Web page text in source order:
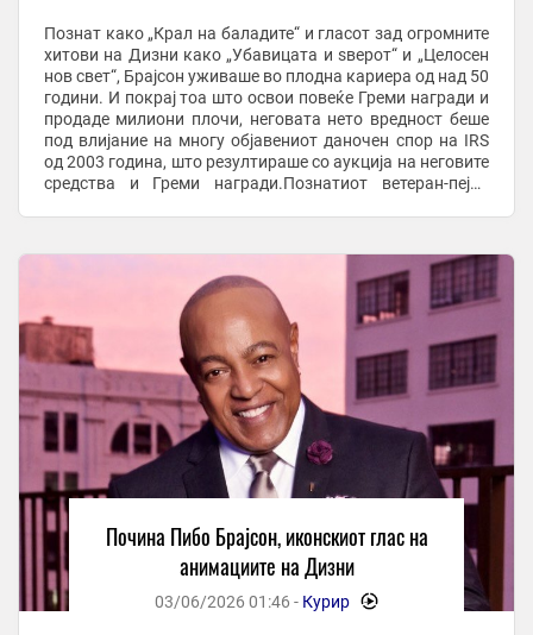
Познат како „Крал на баладите“ и гласот зад огромните
хитови на Дизни како „Убавицата и ѕверот“ и „Целосен
нов свет“, Брајсон уживаше во плодна кариера од над 50
години. И покрај тоа што освои повеќе Греми награди и
продаде милиони плочи, неговата нето вредност беше
под влијание на многу објавениот даночен спор на IRS
од 2003 година, што резултираше со аукција на неговите
средства и Греми награди.Познатиот ветеран-пејач
Почина Пибо Брајсон, иконскиот глас на
анимациите на Дизни
03/06/2026 01:46 - Курир -